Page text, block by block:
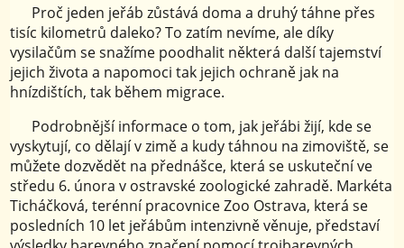
Proč jeden jeřáb zůstává doma a druhý táhne přes
tisíc kilometrů daleko? To zatím nevíme, ale díky
vysilačům se snažíme poodhalit některá další tajemství
jejich života a napomoci tak jejich ochraně jak na
hnízdištích, tak během migrace.
Podrobnější informace o tom, jak jeřábi žijí, kde se
vyskytují, co dělají v zimě a kudy táhnou na zimoviště, se
můžete dozvědět na přednášce, která se uskuteční ve
středu 6. února v ostravské zoologické zahradě. Markéta
Ticháčková, terénní pracovnice Zoo Ostrava, která se
posledních 10 let jeřábům intenzivně věnuje, představí